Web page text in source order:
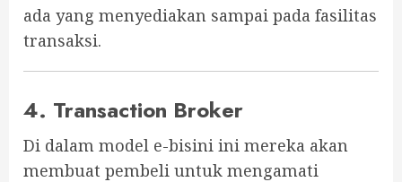
ada yang menyediakan sampai pada fasilitas
transaksi.
4. Transaction Broker
Di dalam model e-bisini ini mereka akan
membuat pembeli untuk mengamati